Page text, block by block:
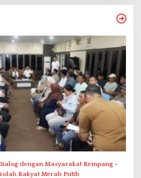
dengan Masyarakat Rempang –
Rakyat Merah Putih